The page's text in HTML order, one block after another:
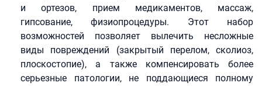
и ортезов, прием медикаментов, массаж,
гипсование, физиопроцедуры. Этот набор
возможностей позволяет вылечить несложные
виды повреждений (закрытый перелом, сколиоз,
плоскостопие), а также компенсировать более
серьезные патологии, не поддающиеся полному